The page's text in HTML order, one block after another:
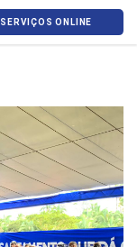
SERVIÇOS ONLINE